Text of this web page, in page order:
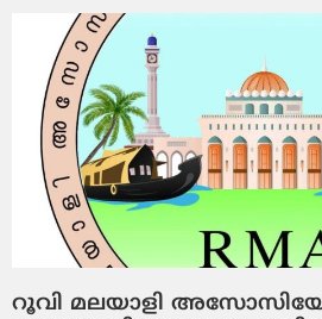
റൂവി മലയാളി